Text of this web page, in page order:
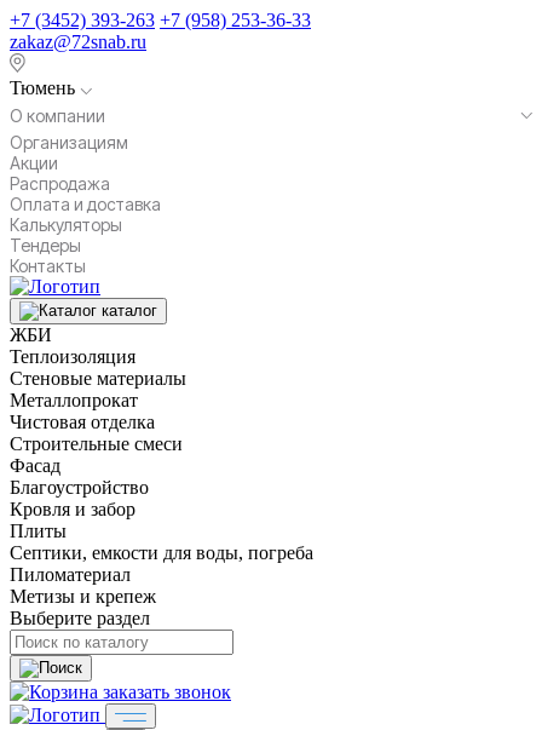
+7 (3452) 393-263 +7 (958) 253-36-33
zakaz@72snab.ru
Тюмень
О компании
Организациям
Акции
Распродажа
Оплата и доставка
Калькуляторы
Тендеры
Контакты
каталог
ЖБИ
Теплоизоляция
Стеновые материалы
Металлопрокат
Чистовая отделка
Строительные смеси
Фасад
Благоустройство
Кровля и забор
Плиты
Септики, емкости для воды, погреба
Пиломатериал
Метизы и крепеж
Выберите раздел
заказать звонок